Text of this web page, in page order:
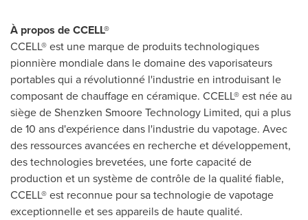
À propos de CCELL®
CCELL® est une marque de produits technologiques
pionnière mondiale dans le domaine des vaporisateurs
portables qui a révolutionné l'industrie en introduisant le
composant de chauffage en céramique. CCELL® est née au
siège de Shenzken Smoore Technology Limited, qui a plus
de 10 ans d'expérience dans l'industrie du vapotage. Avec
des ressources avancées en recherche et développement,
des technologies brevetées, une forte capacité de
production et un système de contrôle de la qualité fiable,
CCELL® est reconnue pour sa technologie de vapotage
exceptionnelle et ses appareils de haute qualité.